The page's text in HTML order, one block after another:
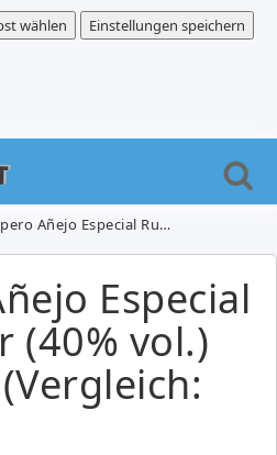
wählen
Einstellungen speichern
Especial Rum 1 Liter (40% vol.) für 15,10€ (Vergleich: 22,98€)
Especial
(40% vol.)